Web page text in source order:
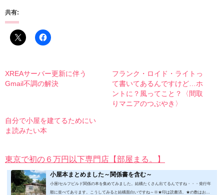
共有:
XREAサーバー更新に伴う
Gmail不調の解決
フランク・ロイド・ライトっ
て書いてあるんですけど…ホ
ントに？風ってこと？〈間取
りマニアのつぶやき〉
自分で小屋を建てるためにい
ま読みたい本
東京で初の６万円以下専門店【部屋まる。】
小屋本まとめました～関係書を含む～
小屋/セルフビルド関係の本を集めてみました。結構たくさん出てるんですね・・・発行年
順に並べてあります。こうしてみると結構面白いですね～※★印は読書済。★の数はおす